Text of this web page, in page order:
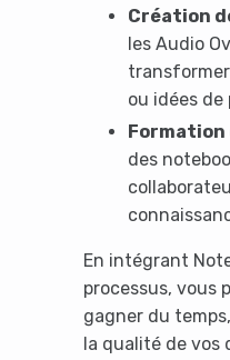
Création
les Audio
ou idées de
Formation
des
En intégrant
processus, vous
gagner du
la qualité de vos